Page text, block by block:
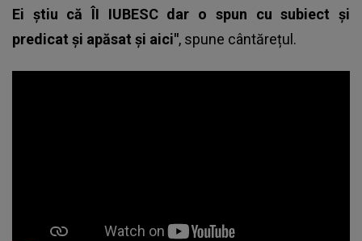
Ei ştiu că ÎI IUBESC dar o spun cu subiect şi
predicat şi apăsat şi aici", spune cântărețul.